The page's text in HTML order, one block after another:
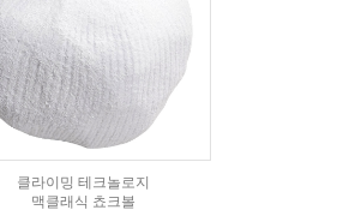
클라이밍 테크놀로지
맥클래식 쵸크볼